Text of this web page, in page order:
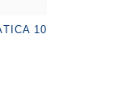
10